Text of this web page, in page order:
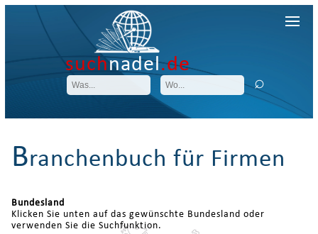
suchnadel.de
Branchenbuch für Firmen
Bundesland
Klicken Sie unten auf das gewünschte Bundesland oder
verwenden Sie die Suchfunktion.